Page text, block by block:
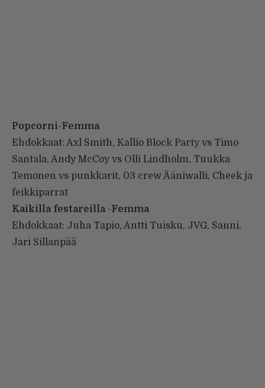
Popcorni-Femma
Ehdokkaat: Axl Smith, Kallio Block Party vs Timo
Santala, Andy McCoy vs Olli Lindholm, Tuukka
Temonen vs punkkarit, 03 crew Ääniwalli, Cheek ja
feikkiparrat
Kaikilla festareilla -Femma
Ehdokkaat: Juha Tapio, Antti Tuisku, JVG, Sanni,
Jari Sillanpää